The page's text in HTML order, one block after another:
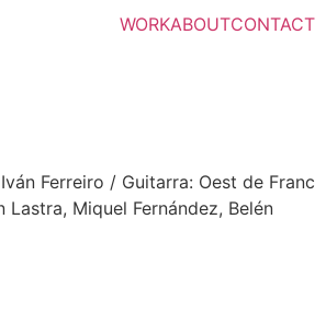
WORKABOUTCONTACT
Ferreiro / Guitarra: Oest de Franc
Miquel Fernández, Belén